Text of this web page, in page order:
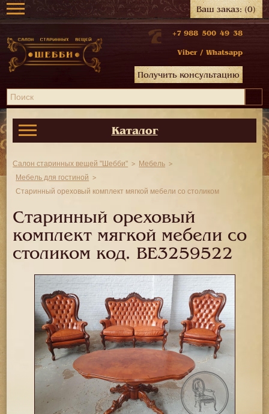
Ваш заказ:(0)
+7 988 500 49 38
Viber / Whatsapp
Получить консультацию
Каталог
Салон старинных вещей "Шебби"
Мебель
Мебель для гостиной
Старинный ореховый комплект мягкой мебели со столиком
Старинный ореховый
комплект мягкой мебели со
столиком код. BE3259522